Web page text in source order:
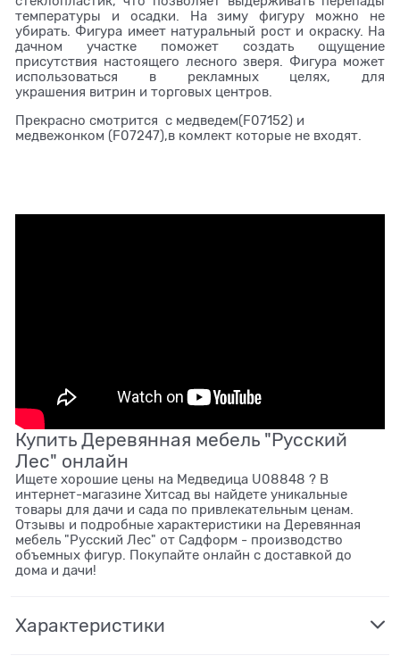
температуры и осадки. На зиму фигуру можно не
убирать. Фигура имеет натуральный рост и окраску. На
дачном участке поможет создать ощущение
присутствия настоящего лесного зверя. Фигура может
использоваться в рекламных целях, для
украшения витрин и торговых центров.
Прекрасно смотрится с медведем(F07152) и
медвежонком (F07247),в комлект которые не входят.
Купить Деревянная мебель "Русский
Лес" онлайн
Ищете хорошие цены на Медведица U08848 ? В
интернет-магазине Хитсад вы найдете уникальные
товары для дачи и сада по привлекательным ценам.
Отзывы и подробные характеристики на Деревянная
мебель "Русский Лес" от Садформ - производство
объемных фигур. Покупайте онлайн с доставкой до
дома и дачи!
Характеристики